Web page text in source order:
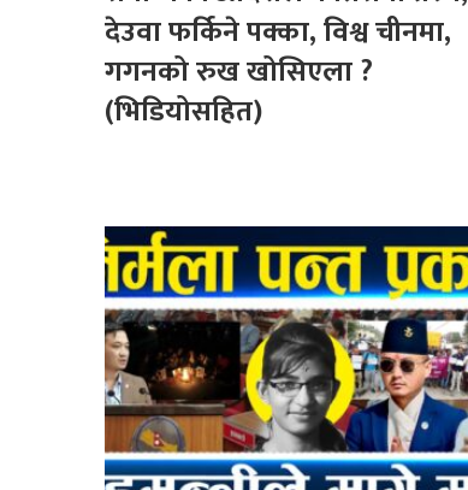
देउवा फर्किने पक्का, विश्व चीनमा,
गगनको रुख खोसिएला ?
(भिडियोसहित)